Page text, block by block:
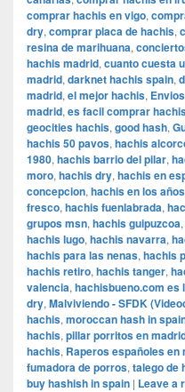
comprar hachis en vigo,
dry, comprar placa de hachis,
resina de marihuana,
hachis madrid, cuanto cuesta
madrid, darknet hachis spain,
madrid, el mejor hachis,
madrid, es facil comprar
geocities hachis, good hash,
hachis 50 pavos, hachis
1980, hachis barrio del pilar,
moro, hachis dry, hachis en
concepcion, hachis en los
fresco, hachis fuenlabrada,
grupos msn, hachis guipuzcoa,
hachis lugo, hachis navarra,
hachis para las nenas, hachis
hachis retiro, hachis tanger,
valencia, hachisbueno.com es
dry, Malviviendo - SFDK
hachis, moroccan hash in
hachis, pillar porritos en
hachis, Raperos españoles en
fumadora de porros, talego de
buy hashish in spain | Leave a